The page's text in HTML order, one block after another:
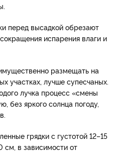
перед высадкой обрезают
испарения влаги и
размещать на
участках, лучше супесчаных.
лучка процесс «смены
без яркого солнца погоду,
грядки с густотой 12–15
см, в зависимости от